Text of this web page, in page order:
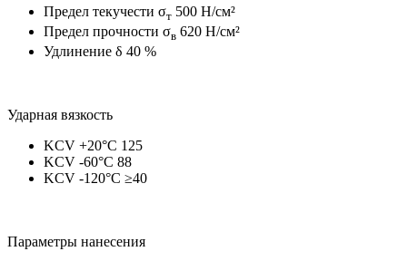
Предел текучести σт 500 Н/см²
Предел прочности σв 620 Н/см²
Удлинение δ 40 %
Ударная вязкость
KCV +20°C 125
KCV -60°C 88
KCV -120°C ≥40
Параметры нанесения